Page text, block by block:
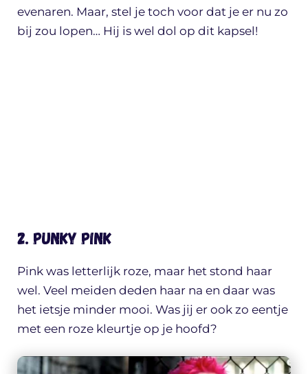
evenaren. Maar, stel je toch voor dat je er nu zo
bij zou lopen… Hij is wel dol op dit kapsel!
2. Punky Pink
Pink was letterlijk roze, maar het stond haar
wel. Veel meiden deden haar na en daar was
het ietsje minder mooi. Was jij er ook zo eentje
met een roze kleurtje op je hoofd?